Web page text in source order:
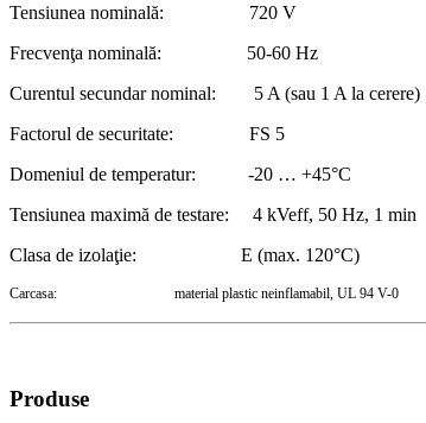
Tensiunea nominală: 720 V
Frecvenţa nominală: 50-60 Hz
Curentul secundar nominal: 5 A (sau 1 A la cerere)
Factorul de securitate: FS 5
Domeniul de temperatur: -20 … +45°C
Tensiunea maximă de testare: 4 kVeff, 50 Hz, 1 min
Clasa de izolaţie: E (max. 120°C)
Carcasa: material plastic neinflamabil, UL 94 V-0
Produse